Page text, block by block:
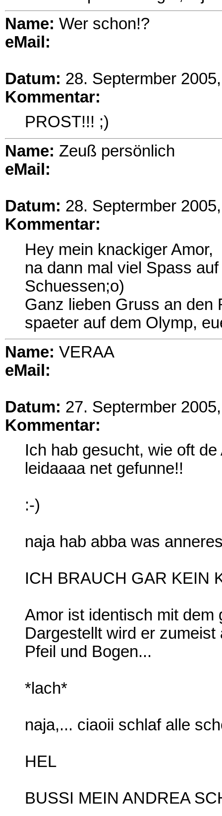
Name: Wer schon!?
eMail:
Datum: 28. Septermber
Kommentar:
PROST!!! ;)
Name: Zeuß persönlich
eMail:
Datum: 28. Septermber
Kommentar:
Hey mein knackiger Amor,
na dann mal viel Spass
Schuessen;o)
Ganz lieben Gruss an den
spaeter auf dem Olymp,
Name: VERAA
eMail:
Datum: 27. Septermber
Kommentar:
Ich hab gesucht, wie oft
leidaaaa net gefunne!!
:-)
naja hab abba was
ICH BRAUCH GAR KEIN
Amor ist identisch mit
Dargestellt wird er
Pfeil und Bogen...
*lach*
naja,... ciaoii schlaf alle
HEL
BUSSI MEIN ANDREA